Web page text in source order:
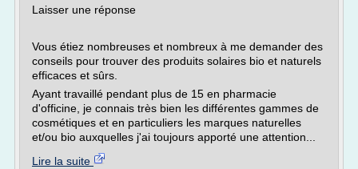
Laisser une réponse
Vous étiez nombreuses et nombreux à me demander des
conseils pour trouver des produits solaires bio et naturels
efficaces et sûrs.
Ayant travaillé pendant plus de 15 en pharmacie
d'officine, je connais très bien les différentes gammes de
cosmétiques et en particuliers les marques naturelles
et/ou bio auxquelles j'ai toujours apporté une attention...
Lire la suite